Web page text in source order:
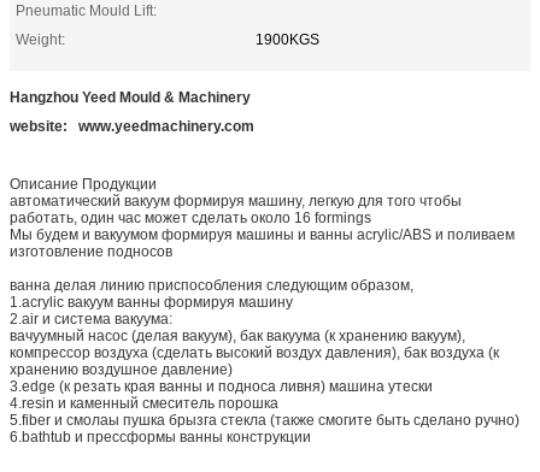
Pneumatic Mould Lift:
Weight: 1900KGS
Hangzhou Yeed Mould & Machinery
website: www.yeedmachinery.com
Описание Продукции
автоматический вакуум формируя машину, легкую для того чтобы
работать, один час может сделать около 16 formings
Мы будем и вакуумом формируя машины и ванны acrylic/ABS и поливаем
изготовление подносов
ванна делая линию приспособления следующим образом,
1.acrylic вакуум ванны формируя машину
2.air и система вакуума:
вачуумный насос (делая вакуум), бак вакуума (к хранению вакуум),
компрессор воздуха (сделать высокий воздух давления), бак воздуха (к
хранению воздушное давление)
3.edge (к резать края ванны и подноса ливня) машина утески
4.resin и каменный смеситель порошка
5.fiber и смолаы пушка брызга стекла (также смогите быть сделано ручно)
6.bathtub и прессформы ванны конструкции